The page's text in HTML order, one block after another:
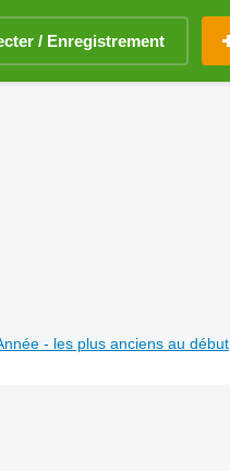
/ Enregistrement
- les plus anciens au début